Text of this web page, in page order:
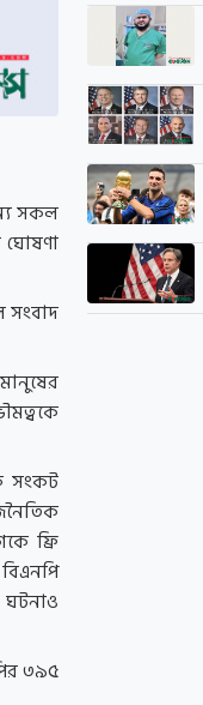
সকল
ঘোষণা
সংবাদ
সংকট
ফ্রি
ঘটনাও
৩৯৫